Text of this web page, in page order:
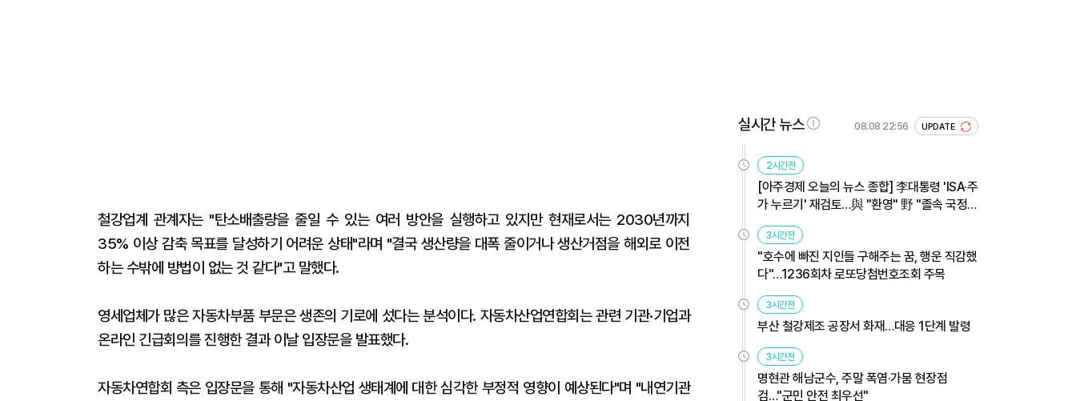
철강업계 관계자는 "탄소배출량을 줄일 수 있는 여러 방안을 실행하고 있지만 현재로서는 2030년까지
35% 이상 감축 목표를 달성하기 어려운 상태"라며 "결국 생산량을 대폭 줄이거나 생산거점을 해외로 이전
하는 수밖에 방법이 없는 것 같다"고 말했다.
영세업체가 많은 자동차부품 부문은 생존의 기로에 섰다는 분석이다. 자동차산업연합회는 관련 기관·기업과
온라인 긴급회의를 진행한 결과 이날 입장문을 발표했다.
자동차연합회 측은 입장문을 통해 "자동차산업 생태계에 대한 심각한 부정적 영향이 예상된다"며 "내연기관
실시간 뉴스 08.08 22:56 UPDATE
2시간전
[아주경제 오늘의 뉴스 종합] 李대통령 'ISA·주
가 누르기' 재검토…與 "환영" 野 "졸속 국정"
外
3시간전
"호수에 빠진 지인들 구해주는 꿈, 행운 직감했
다"…1236회차 로또당첨번호조회 주목
3시간전
부산 철강제조 공장서 화재…대응 1단계 발령
3시간전
명현관 해남군수, 주말 폭염·가뭄 현장점
검…"군민 안전 최우선"